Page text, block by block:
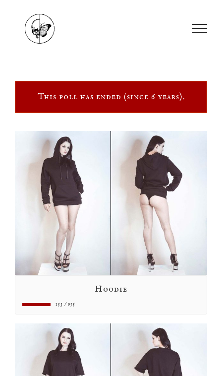
This poll has ended (since 6 years).
Hoodie
153 / 955